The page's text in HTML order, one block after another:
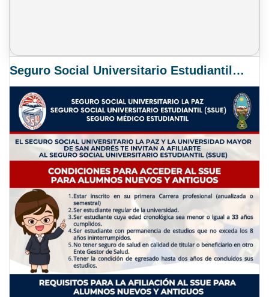
Seguro Social Universitario Estudiantil SSUE